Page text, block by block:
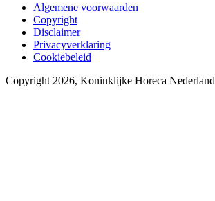
Algemene voorwaarden
Copyright
Disclaimer
Privacyverklaring
Cookiebeleid
Copyright 2026, Koninklijke Horeca Nederland